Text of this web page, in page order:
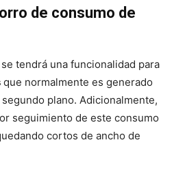
de consumo de
tendrá una funcionalidad para
que normalmente es generado
plano. Adicionalmente,
seguimiento de este consumo
cortos de ancho de